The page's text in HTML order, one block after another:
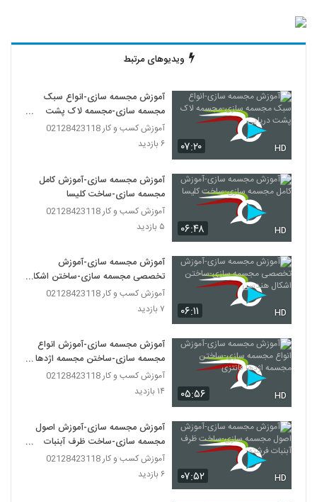
ویدیوهای مرتبط
۰۷:۲۰ HD
آموزش مجسمه سازی-انواع سبک
مجسمه سازی-مجسمه لاک پشت
دریایی
آموزش کسب و کار 02128423118
۶ بازدید
۰۶:۴۸ HD
آموزش مجسمه سازی-آموزش کامل
مجسمه سازی-ساخت کلیسا
آموزش کسب و کار 02128423118
۵ بازدید
۰۶:۱۱ HD
آموزش مجسمه سازی-آموزش
تخصصی مجسمه سازی-ساختن اشکال
هندسی
آموزش کسب و کار 02128423118
۷ بازدید
۰۵:۵۶ HD
آموزش مجسمه سازی-آموزش انواع
مجسمه سازی-ساختن مجسمه اژدها
فانتزی
آموزش کسب و کار 02128423118
۱۴ بازدید
۰۷:۵۲ HD
آموزش مجسمه سازی-آموزش اصول
مجسمه سازی-ساخت ظرف آبنبات
فرشته
آموزش کسب و کار 02128423118
۶ بازدید